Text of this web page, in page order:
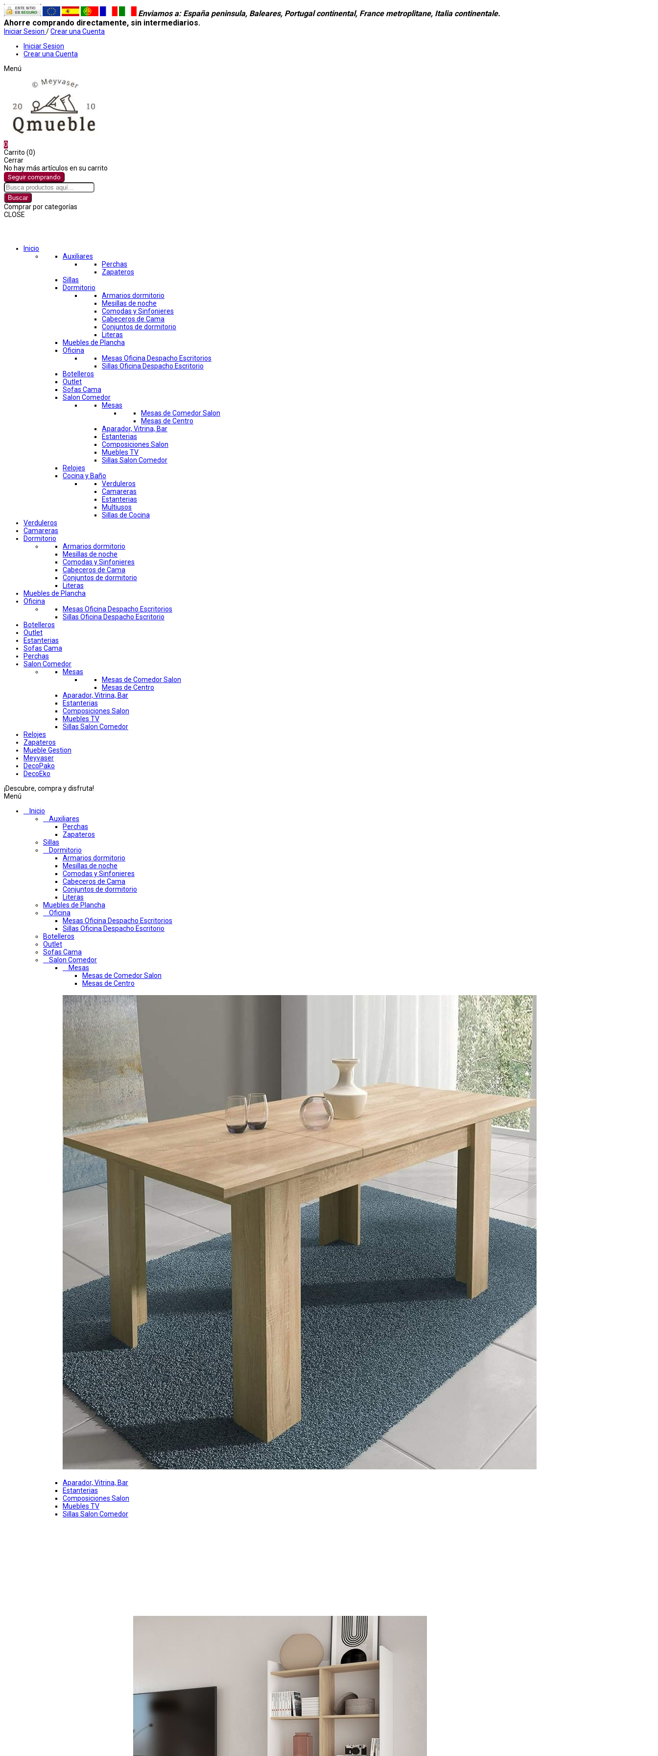
Enviamos a: España peninsula, Baleares, Portugal continental, France metroplitane, Italia continentale.
Ahorre comprando directamente, sin intermediarios.
Iniciar Sesion /Crear una Cuenta
Iniciar Sesion
Crear una Cuenta
Menú
0
Carrito (0)
Cerrar
No hay más artículos en su carrito
Seguir comprando
Buscar
Comprar por categorías
CLOSE
Inicio
Auxiliares
Perchas
Zapateros
Sillas
Dormitorio
Armarios dormitorio
Mesillas de noche
Comodas y Sinfonieres
Cabeceros de Cama
Conjuntos de dormitorio
Literas
Muebles de Plancha
Oficina
Mesas Oficina Despacho Escritorios
Sillas Oficina Despacho Escritorio
Botelleros
Outlet
Sofas Cama
Salon Comedor
Mesas
Mesas de Comedor Salon
Mesas de Centro
Aparador, Vitrina, Bar
Estanterias
Composiciones Salon
Muebles TV
Sillas Salon Comedor
Relojes
Cocina y Baño
Verduleros
Camareras
Estanterias
Multiusos
Sillas de Cocina
Verduleros
Camareras
Dormitorio
Armarios dormitorio
Mesillas de noche
Comodas y Sinfonieres
Cabeceros de Cama
Conjuntos de dormitorio
Literas
Muebles de Plancha
Oficina
Mesas Oficina Despacho Escritorios
Sillas Oficina Despacho Escritorio
Botelleros
Outlet
Estanterias
Sofas Cama
Perchas
Salon Comedor
Mesas
Mesas de Comedor Salon
Mesas de Centro
Aparador, Vitrina, Bar
Estanterias
Composiciones Salon
Muebles TV
Sillas Salon Comedor
Relojes
Zapateros
Mueble Gestion
Meyvaser
DecoPako
DecoEko
¡Descubre, compra y disfruta!
Menú
Inicio
Auxiliares
Perchas
Zapateros
Sillas
Dormitorio
Armarios dormitorio
Mesillas de noche
Comodas y Sinfonieres
Cabeceros de Cama
Conjuntos de dormitorio
Literas
Muebles de Plancha
Oficina
Mesas Oficina Despacho Escritorios
Sillas Oficina Despacho Escritorio
Botelleros
Outlet
Sofas Cama
Salon Comedor
Mesas
Mesas de Comedor Salon
Mesas de Centro
Aparador, Vitrina, Bar
Estanterias
Composiciones Salon
Muebles TV
Sillas Salon Comedor